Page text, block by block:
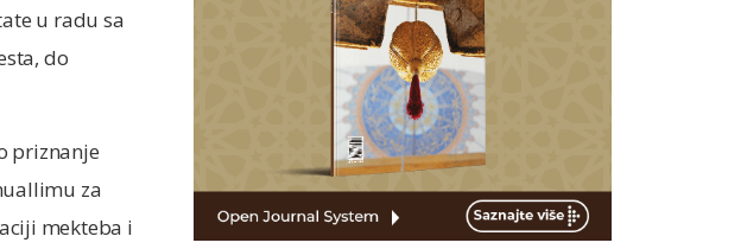
u radu sa
do
priznanje
za
mekteba i